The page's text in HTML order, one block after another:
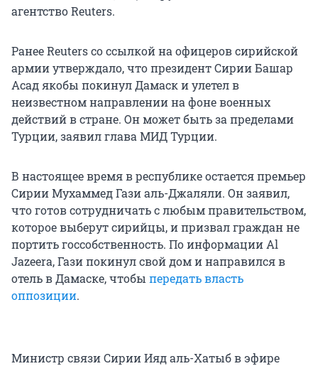
агентство Reuters.
Ранее Reuters со ссылкой на офицеров сирийской
армии утверждало, что президент Сирии Башар
Асад якобы покинул Дамаск и улетел в
неизвестном направлении на фоне военных
действий в стране. Он может быть за пределами
Турции, заявил глава МИД Турции.
В настоящее время в республике остается премьер
Сирии Мухаммед Гази аль-Джаляли. Он заявил,
что готов сотрудничать с любым правительством,
которое выберут сирийцы, и призвал граждан не
портить госсобственность. По информации Al
Jazeera, Гази покинул свой дом и направился в
отель в Дамаске, чтобы передать власть
оппозиции.
Министр связи Сирии Ияд аль-Хатыб в эфире